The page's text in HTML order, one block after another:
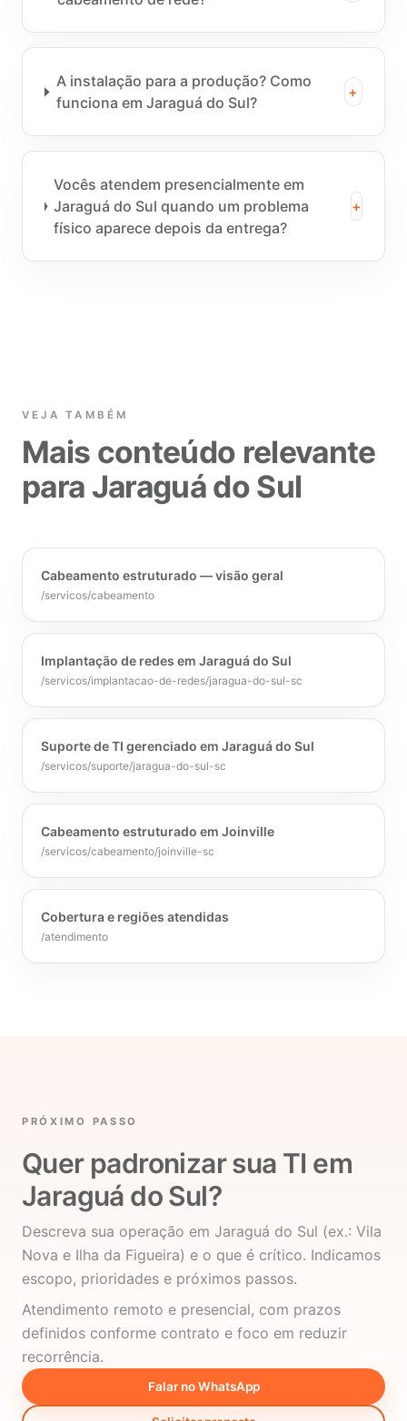
A instalação para a produção? Como
funciona em Jaraguá do Sul?
+
Vocês atendem presencialmente em
Jaraguá do Sul quando um problema
físico aparece depois da entrega?
+
VEJA TAMBÉM
Mais conteúdo relevante
para Jaraguá do Sul
Cabeamento estruturado — visão geral
/servicos/cabeamento
Implantação de redes em Jaraguá do Sul
/servicos/implantacao-de-redes/jaragua-do-sul-sc
Suporte de TI gerenciado em Jaraguá do Sul
/servicos/suporte/jaragua-do-sul-sc
Cabeamento estruturado em Joinville
/servicos/cabeamento/joinville-sc
Cobertura e regiões atendidas
/atendimento
PRÓXIMO PASSO
Quer padronizar sua TI em
Jaraguá do Sul?
Descreva sua operação em Jaraguá do Sul (ex.: Vila
Nova e Ilha da Figueira) e o que é crítico. Indicamos
escopo, prioridades e próximos passos.
Atendimento remoto e presencial, com prazos
definidos conforme contrato e foco em reduzir
recorrência.
Falar no WhatsApp